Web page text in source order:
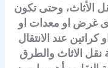
الأثاث، وحتى تكون
غرض او معدات او
عند الانتقال
نقل الاثاث والطرق